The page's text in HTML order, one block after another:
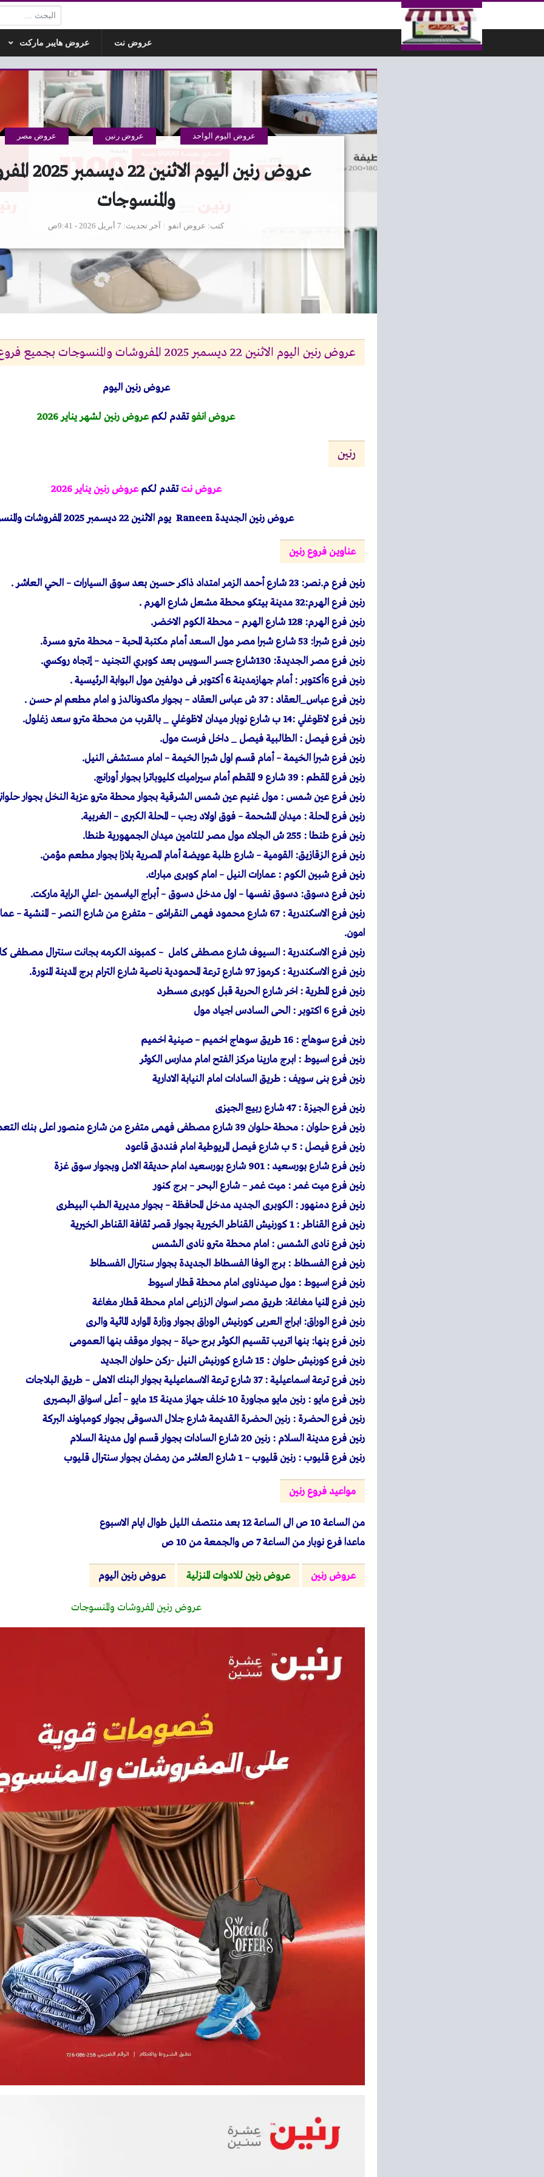
التخطي إلى المحتوى
البحث:
عروض نت عروض هايبر ماركت
عروض رنين اليوم
والمنسوجات
كتب عروض انفو
عروض اليوم الواحد عروض رنين عروض مصر
آخر تحديث 7 أبريل 2026 - 9:41ص
عروض رنين اليوم الاثنين 22 ديسمبر 2025 المفروشات والمنسوجات بجميع فروع رنين
عروض رنين اليوم
عروض انفوتقدم لكمعروض رنين لشهر يناير 2026
رنين
عروض نتتقدم لكمعروض رنين يناير 2026
عروض رنين الجديدة Raneen يوم الاثنين 22 ديسمبر 2025 المفروشات والمنسوجات
عناوين فروع رنين
رنينفرع م.نصر: 23 شارع أحمد الزمر امتداد ذاكر حسين بعد سوق السيارات – الحي العاشر .
رنينفرع الهرم:32 مدينة بيتكو محطة مشعل شارع الهرم .
رنينفرع الهرم: 128 شارع الهرم – محطة الكوم الاخضر.
رنينفرع شبرا: 53 شارع شبرا مصر مول السعد أمام مكتبة المحبة – محطة مترو مسرة.
رنينفرع مصر الجديدة: 130شارع جسر السويس بعد كوبري التجنيد – إتجاه روكسي.
رنينفرع 6أكتوبر : أمام جهازمدينة 6 أكتوبر فى دولفين مول البوابة الرئيسية .
رنينفرع عباس_العقاد : 37 ش عباس العقاد – بجوار ماكدونالدز و امام مطعم ام حسن .
رنينفرع لاظوغلي :14 ب شارع نوبار ميدان لاظوغلي _ بالقرب من محطة مترو سعد زغلول.
رنينفرع فيصل : الطالبية فيصل _ داخل فرست مول.
رنينفرع شبرا الخيمة – أمام قسم اول شبرا الخيمة – امام مستشفى النيل.
رنينفرع المقطم : 39 شارع 9 المقطم أمام سيراميك كليوباترا بجوار أورانج.
رنينفرع عين شمس : مول غنيم عين شمس الشرقية بجوار محطة مترو عزبة النخل بجوار
رنينفرع المحلة : ميدان المشحمة – فوق اولاد رجب – المحلة الكبرى – الغربية.
رنينفرع طنطا : 255 ش الجلاء مول مصر للتامين ميدان الجمهورية طنطا.
رنينفرع الزقازيق: القومية – شارع طلبة عويضة أمام المصرية بلازا بجوار مطعم مؤمن.
رنينفرع شبين الكوم : عمارات النيل – امام كوبرى مبارك.
رنينفرع دسوق: دسوق نفسها – اول مدخل دسوق – أبراج الياسمين -اعلي الراية ماركت.
رنين
فرع الاسكندرية : 67 شارع محمود فهمى النقراشى – متفرع من شارع النصر –
امون.
رنينفرع الاسكندرية : السيوف شارع مصطفى كامل – كمبوند الكرمه بجانت سنترال مصطفى
رنينفرع الاسكندرية : كرموز 97 شارع ترعة المحمودية ناصية شارع الترام برج المدينة المنورة.
رنينفرع المطرية : اخر شارع الحرية قبل كوبرى مسطرد
رنينفرع 6 اكتوبر : الحى السادس اجياد مول
رنينفرع سوهاج : 16 طريق سوهاج اخميم – صينية اخميم
رنينفرع اسيوط : ابرج مارينا مركز الفتح امام مدارس الكوثر
رنينفرع بنى سويف : طريق السادات امام النيابة الادارية
رنينفرع الجيزة : 47 شارع ربيع الجيزى
رنينفرع حلوان : محطة حلوان 39 شارع مصطفى فهمى متفرع من شارع منصور اعلى بنك التعمير والاسكان
رنينفرع فيصل : 5 ب شارع فيصل المريوطية امام فنددق قاعود
رنينفرع شارع بورسعيد : 901 شارع بورسعيد امام حديقة الامل وبجوار سوق غزة
رنينفرع ميت غمر : ميت غمر – شارع البحر – برج كنور
رنينفرع دمنهور : الكوبرى الجديد مدخل المحافظة – بجوار مديرية الطب البيطرى
رنينفرع القناطر : 1 كورنيش القناطر الخيرية بجوار قصر ثقافة القناطر الخيرية
رنين فرع نادى الشمس : امام محطة مترو نادى الشمس
رنين فرع الفسطاط : برج الوفا الفسطاط الجديدة بجوار سنترال الفسطاط
رنين فرع اسيوط : مول صيدناوى امام محطة قطار اسيوط
رنين فرع المنيا مغاغة: طريق مصر اسوان الزراعى امام محطة قطار مغاغة
رنين فرع الوراق: ابراج العربى كورنيش الوراق بجوار وزارة الموارد المائية والرى
رنين فرع بنها: بنها اتريب تقسيم الكوثر برج حياة – بجوار موقف بنها العمومى
رنين فرع كورنيش حلوان : 15 شارع كورنيش النيل -ركن حلوان الجديد
رنين فرع ترعة اسماعيلية : 37 شارع ترعة الاسماعيلية بجوار البنك الاهلى – طريق البلاجات
رنين فرع مايو : رنين مايو مجاورة 10 خلف جهاز مدينة 15 مايو – أعلى اسواق البصيرى
رنين فرع الحضرة : رنين الحضرة القديمة شارع جلال الدسوقى بجوار كومباوند البركة
رنين فرع مدينة السلام : رنين 20 شارع السادات بجوار قسم اول مدينة السلام
رنين فرع قليوب : رنين قليوب – 1 شارع العاشر من رمضان بجوار سنترال قليوب
مواعيد فروع رنين
من الساعة 10 ص الى الساعة 12 بعد منتصف الليل طوال ايام الاسبوع
ماعدا فرع نوبار من الساعة 7 ص والجمعة من 10 ص
عروض رنين عروض رنين للادوات المنزلية عروض رنين اليوم
عروض رنين المفروشات والمنسوجات